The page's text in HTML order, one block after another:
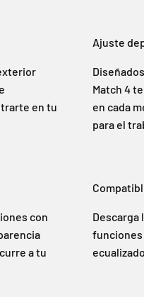
en tu
Ajuste
Match 4
en cada
para el
con
a tu
Descarga
funciones